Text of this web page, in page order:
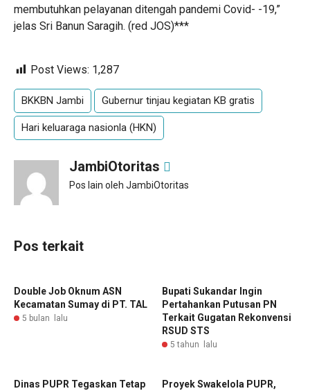
membutuhkan pelayanan ditengah pandemi Covid- -19,”
jelas Sri Banun Saragih. (red JOS)***
Post Views: 1,287
BKKBN Jambi Gubernur tinjau kegiatan KB gratis
Hari keluaraga nasionla (HKN)
JambiOtoritas
Pos lain oleh JambiOtoritas
Pos terkait
Double Job Oknum ASN
Kecamatan Sumay di PT. TAL
5 bulan lalu
Bupati Sukandar Ingin
Pertahankan Putusan PN
Terkait Gugatan Rekonvensi
RSUD STS
5 tahun lalu
Dinas PUPR Tegaskan Tetap
Proyek Swakelola PUPR,